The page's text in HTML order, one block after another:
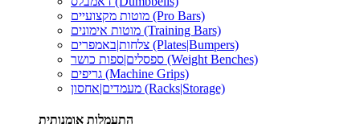
מוטות מקצועיים (Pro Bars)
מוטות אימונים (Training Bars)
צלחות|באמפרים (Plates|Bumpers)
ספסלים|ספות כושר (Weight Benches)
גריפים (Machine Grips)
מעמדים|אחסון (Racks|Storage)
התעמלות אומנותית